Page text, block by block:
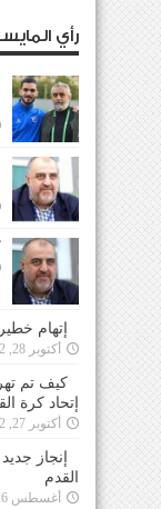
رأي
إتهام خطير
أكتوبر 28, 2022
كيف تم
إتحاد كرة
أكتوبر 27, 2022
إنجاز
القدم
أغسطس 26, 2022